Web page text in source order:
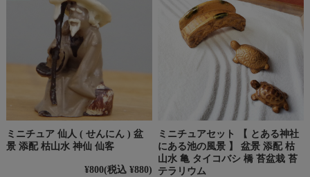
ミニチュア 仙人 ( せんにん ) 盆
景 添配 枯山水 神仙 仙客
¥800(税込 ¥880)
ミニチュアセット 【 とある神社
にある池の風景 】 盆景 添配 枯
山水 亀 タイコバシ 橋 苔盆栽 苔
テラリウム